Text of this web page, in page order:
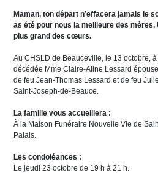
Maman, ton départ n’effacera jamais le
as été pour nous la meilleure des mères.
plus grand des cœurs.
Au CHSLD de Beauceville, le 13 octobre,
décédée Mme Claire-Aline Lessard
de feu Jean-Thomas Lessard et de feu
Saint-Joseph-de-Beauce.
La famille vous accueillera :
À la Maison Funéraire Nouvelle Vie de
Palais.
Les condoléances :
Le jeudi 23 octobre de 19 h à 21 h.